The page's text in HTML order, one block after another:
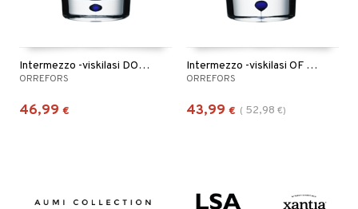
Intermezzo -viskilasi DOF 40cl (30cl)
ORREFORS
46,99 €
Intermezzo -viskilasi OF 25cl (22cl)
ORREFORS
43,99 € ( 52,98 €)